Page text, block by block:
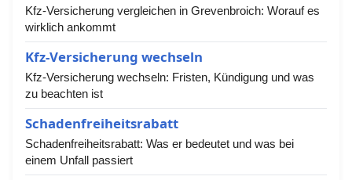
Kfz-Versicherung vergleichen in Grevenbroich: Worauf es
wirklich ankommt
Kfz-Versicherung wechseln
Kfz-Versicherung wechseln: Fristen, Kündigung und was
zu beachten ist
Schadenfreiheitsrabatt
Schadenfreiheitsrabatt: Was er bedeutet und was bei
einem Unfall passiert